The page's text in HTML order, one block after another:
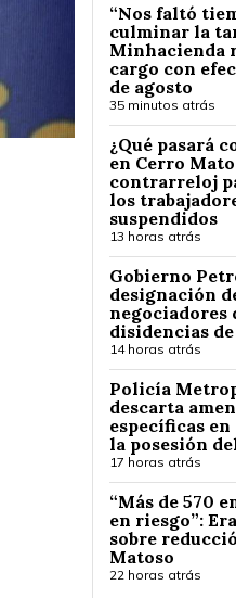
“Nos faltó
culminar la
Minhacienda
cargo con
de agosto
35 minutos atrás
¿Qué pasará
en Cerro
contrarreloj
los
suspendidos
13 horas atrás
Gobierno
designación
negociadores
disidencias de
14 horas atrás
Policía
descarta
específicas en
la posesión
17 horas atrás
“Más de 570
en riesgo”:
sobre
Matoso
22 horas atrás